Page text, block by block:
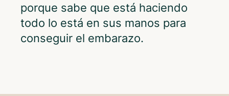
porque sabe que está haciendo
todo lo está en sus manos para
conseguir el embarazo.